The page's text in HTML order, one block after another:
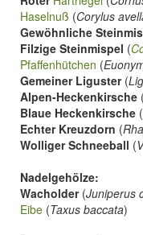
Haselnuß (Corylus
Gewöhnliche
Filzige Steinmispel (
Pfaffenhütchen (
Gemeiner Liguster(
Alpen-Heckenkirsche (
Blaue Heckenkirsche (
Echter Kreuzdorn (
Wolliger Schneeball (
Nadelgehölze:
Wacholder(Juniperus
Eibe (Taxus baccata)